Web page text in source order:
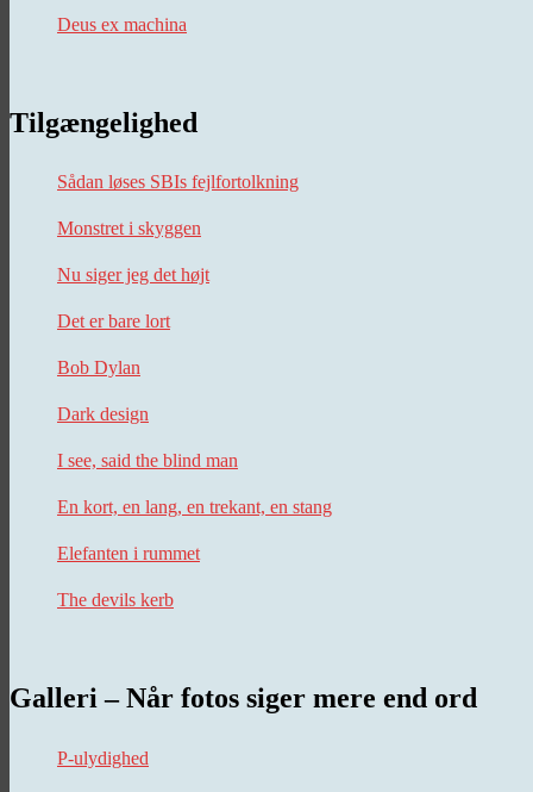
Deus ex machina
Tilgængelighed
Sådan løses SBIs fejlfortolkning
Monstret i skyggen
Nu siger jeg det højt
Det er bare lort
Bob Dylan
Dark design
I see, said the blind man
En kort, en lang, en trekant, en stang
Elefanten i rummet
The devils kerb
Galleri – Når fotos siger mere end ord
P-ulydighed